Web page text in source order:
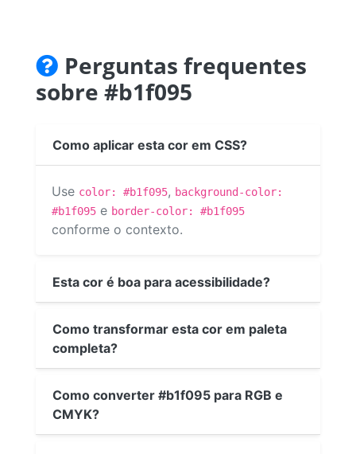
Perguntas frequentes
sobre #b1f095
Como aplicar esta cor em CSS?
Use color: #b1f095, background-color:
#b1f095 e border-color: #b1f095
conforme o contexto.
Esta cor é boa para acessibilidade?
Como transformar esta cor em paleta
completa?
Como converter #b1f095 para RGB e
CMYK?